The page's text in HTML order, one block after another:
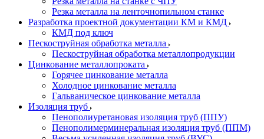
Резка металла на ленточнопильном станке
Разработка проектной документации КМ и КМД
КМД под ключ
Пескоструйная обработка металла
Пескоструйная обработка металлопродукции
Цинкование металлопроката
Горячее цинкование металла
Холодное цинкование металла
Гальваническое цинкование металла
Изоляция труб
Пенополиуретановая изоляция труб (ППУ)
Пенополимерминеральная изоляция труб (ППМ)